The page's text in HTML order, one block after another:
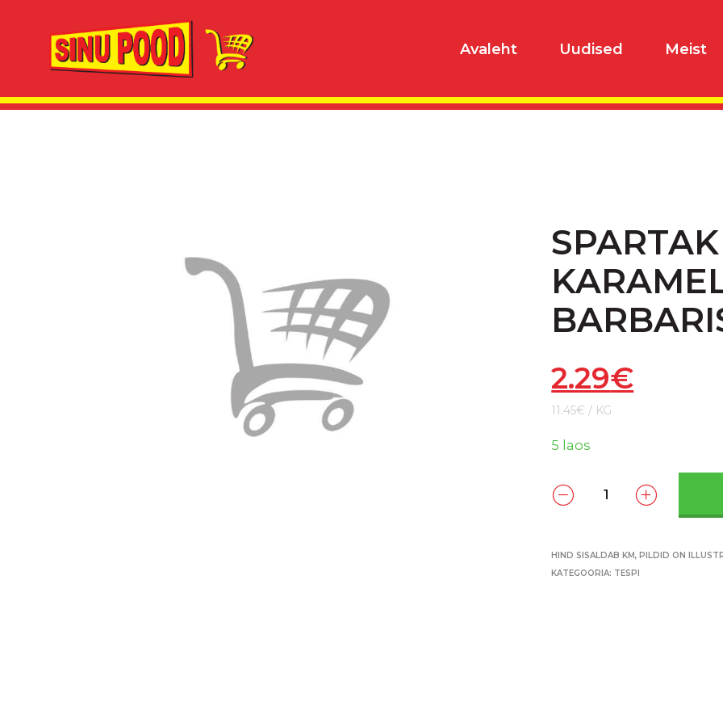
Avaleht Uudised Meist
2.29€
11.45€ / KG
5 laos
HIND SISALDAB KM, PILDID ON
KATEGOORIA: TESPI